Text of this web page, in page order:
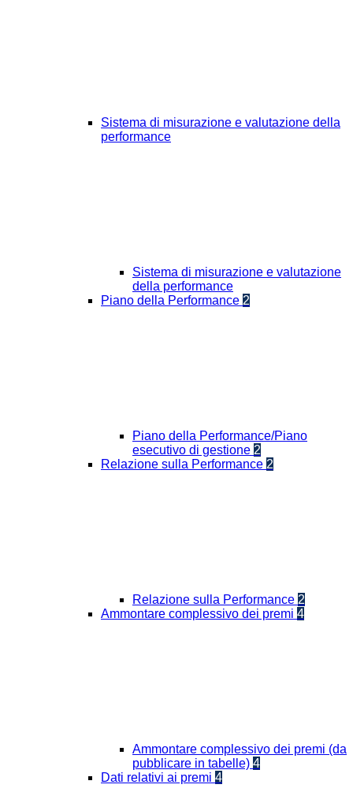
Sistema di misurazione e valutazione della
performance
Sistema di misurazione e valutazione
della performance
Piano della Performance 2
Piano della Performance/Piano
esecutivo di gestione 2
Relazione sulla Performance 2
Relazione sulla Performance 2
Ammontare complessivo dei premi 4
Ammontare complessivo dei premi (da
pubblicare in tabelle) 4
Dati relativi ai premi 4